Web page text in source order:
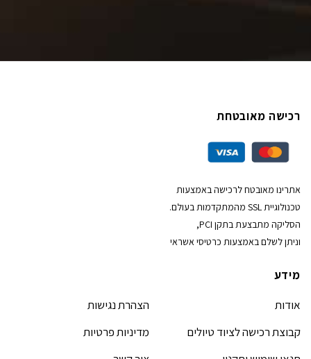
רכישה מאובטחת
אתרינו מאובטח לרכישה באמצעות
טכנולוגיית SSL מהמתקדמות בעולם.
הסליקה מתבצעת בתקן PCI,
וניתן לשלם באמצעות כרטיסי אשראי
מידע
אודות
קבוצת רכישה לציוד טיולים
הצהרת נגישות
מדיניות פרטיות